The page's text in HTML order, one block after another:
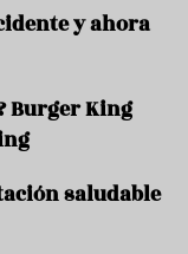
y ahora
Burger King
saludable